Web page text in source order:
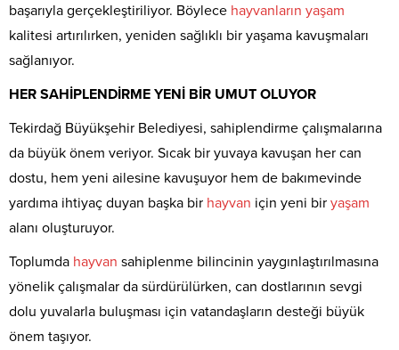
başarıyla gerçekleştiriliyor. Böylece hayvanların yaşam
kalitesi artırılırken, yeniden sağlıklı bir yaşama kavuşmaları
sağlanıyor.
HER SAHİPLENDİRME YENİ BİR UMUT OLUYOR
Tekirdağ Büyükşehir Belediyesi, sahiplendirme çalışmalarına
da büyük önem veriyor. Sıcak bir yuvaya kavuşan her can
dostu, hem yeni ailesine kavuşuyor hem de bakımevinde
yardıma ihtiyaç duyan başka bir hayvan için yeni bir yaşam
alanı oluşturuyor.
Toplumda hayvan sahiplenme bilincinin yaygınlaştırılmasına
yönelik çalışmalar da sürdürülürken, can dostlarının sevgi
dolu yuvalarla buluşması için vatandaşların desteği büyük
önem taşıyor.